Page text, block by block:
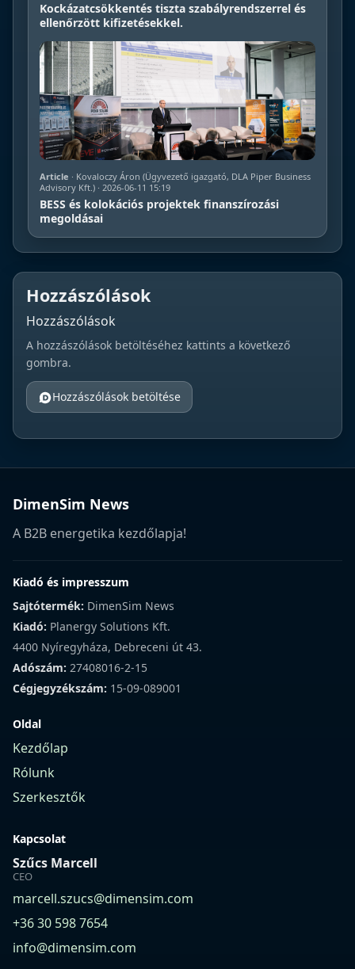
Kockázatcsökkentés tiszta szabályrendszerrel és
ellenőrzött kifizetésekkel.
Article · Kovaloczy Áron (Ügyvezető igazgató, DLA Piper Business
Advisory Kft.) · 2026-06-11 15:19
BESS és kolokációs projektek finanszírozási
megoldásai
Hozzászólások
Hozzászólások
A hozzászólások betöltéséhez kattints a következő
gombra.
Hozzászólások betöltése
DimenSim News
A B2B energetika kezdőlapja!
Kiadó és impresszum
Sajtótermék: DimenSim News
Kiadó: Planergy Solutions Kft.
4400 Nyíregyháza, Debreceni út 43.
Adószám: 27408016-2-15
Cégjegyzékszám: 15-09-089001
Oldal
Kezdőlap
Rólunk
Szerkesztők
Kapcsolat
Szűcs Marcell
CEO
marcell.szucs@dimensim.com
+36 30 598 7654
info@dimensim.com